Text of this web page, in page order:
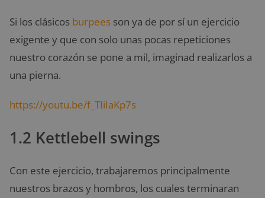
Si los clásicos burpees son ya de por sí un ejercicio
exigente y que con solo unas pocas repeticiones
nuestro corazón se pone a mil, imaginad realizarlos a
una pierna.
https://youtu.be/f_TIiIaKp7s
1.2 Kettlebell swings
Con este ejercicio, trabajaremos principalmente
nuestros brazos y hombros, los cuales terminaran